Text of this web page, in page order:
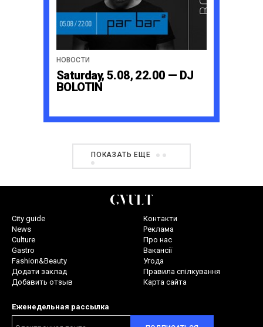
НОВОСТИ
Saturday, 5.08, 22.00 — DJ
BOLOTIN
ПОКАЗАТЬ ЕЩЕ
City guide
News
Culture
Gastro
Fashion&Beauty
Додати заклад
Добавить отзыв
Контакти
Реклама
Про нас
Вакансії
Угода
Правила спілкування
Карта сайта
Еженедельная рассылка